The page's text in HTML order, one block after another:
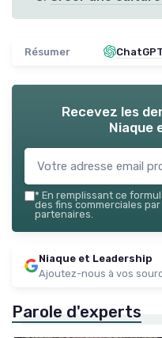
Résumer ChatGPT
Recevez les
Niaque
* En remplissant ce
des fins commerciales
partenaires.
Niaque et Leadership
Ajoutez-nous à vos
Parole d'experts